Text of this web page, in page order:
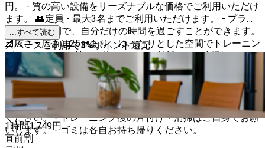
円。 - 質の高い設備をリーズナブルな価格でご利用いただけ
ます。 👥定員 - 最大3名までご利用いただけます。 - プライ
ベートな空間で、自分だけの時間を過ごすことができます。
📐広さ - 広さは25㎡あり、ゆったりとした空間でトレーニン
グができます。 🎁その他 - こちらの施設では、新型コロナ
ウイルス対策として、除菌・清掃を徹底して行っておりま
す。 - またスタッフはお客様の安全と快適な利用を第一に考
え、丁寧なサポートを提供しています。 💡ご利用にあたっ
ての注意点 - ご利用の際は、ウエイト器具の扱いに注意して
ください。 - トレーニング後の片付け・清掃はご自身でお願
いします。 - ゴミは各自お持ち帰りください。
...すべて読む
スペースご利用で3%ポイント還元
1時間1,749円
直前割